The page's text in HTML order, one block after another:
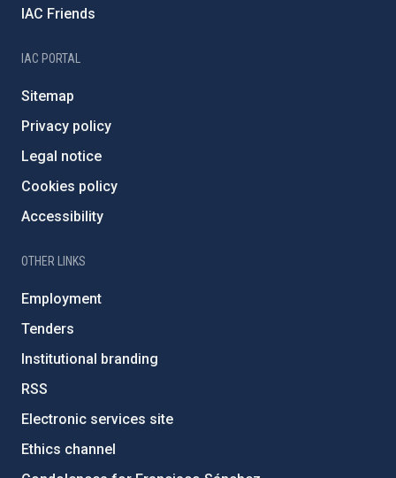
IAC Friends
IAC PORTAL
Sitemap
Privacy policy
Legal notice
Cookies policy
Accessibility
OTHER LINKS
Employment
Tenders
Institutional branding
RSS
Electronic services site
Ethics channel